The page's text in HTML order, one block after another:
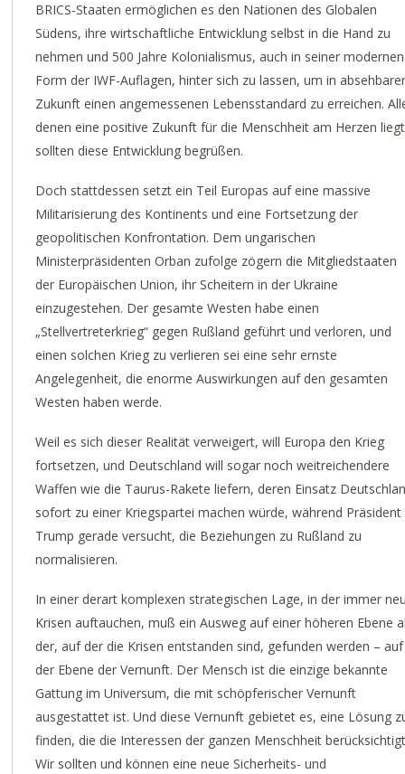
BRICS-Staaten ermöglichen es den Nationen des Globalen
Südens, ihre wirtschaftliche Entwicklung selbst in die Hand zu
nehmen und 500 Jahre Kolonialismus, auch in seiner modernen
Form der IWF-Auflagen, hinter sich zu lassen, um in
Zukunft einen angemessenen Lebensstandard zu erreichen.
denen eine positive Zukunft für die Menschheit am Herzen
sollten diese Entwicklung begrüßen.
Doch stattdessen setzt ein Teil Europas auf eine massive
Militarisierung des Kontinents und eine Fortsetzung der
geopolitischen Konfrontation. Dem ungarischen
Ministerpräsidenten Orban zufolge zögern die Mitgliedstaaten
der Europäischen Union, ihr Scheitern in der Ukraine
einzugestehen. Der gesamte Westen habe einen
„Stellvertreterkrieg“ gegen Rußland geführt und verloren, und
einen solchen Krieg zu verlieren sei eine sehr ernste
Angelegenheit, die enorme Auswirkungen auf den gesamten
Westen haben werde.
Weil es sich dieser Realität verweigert, will Europa den Krieg
fortsetzen, und Deutschland will sogar noch weitreichendere
Waffen wie die Taurus-Rakete liefern, deren Einsatz
sofort zu einer Kriegspartei machen würde, während Präsident
Trump gerade versucht, die Beziehungen zu Rußland zu
normalisieren.
In einer derart komplexen strategischen Lage, in der immer
Krisen auftauchen, muß ein Ausweg auf einer höheren Ebene
der, auf der die Krisen entstanden sind, gefunden werden – auf
der Ebene der Vernunft. Der Mensch ist die einzige bekannte
Gattung im Universum, die mit schöpferischer Vernunft
ausgestattet ist. Und diese Vernunft gebietet es, eine Lösung
finden, die die Interessen der ganzen Menschheit
Wir sollten und können eine neue Sicherheits- und